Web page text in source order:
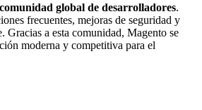
comunidad global de desarrolladores.
frecuentes, mejoras de seguridad y
Gracias a esta comunidad, Magento se
moderna y competitiva para el